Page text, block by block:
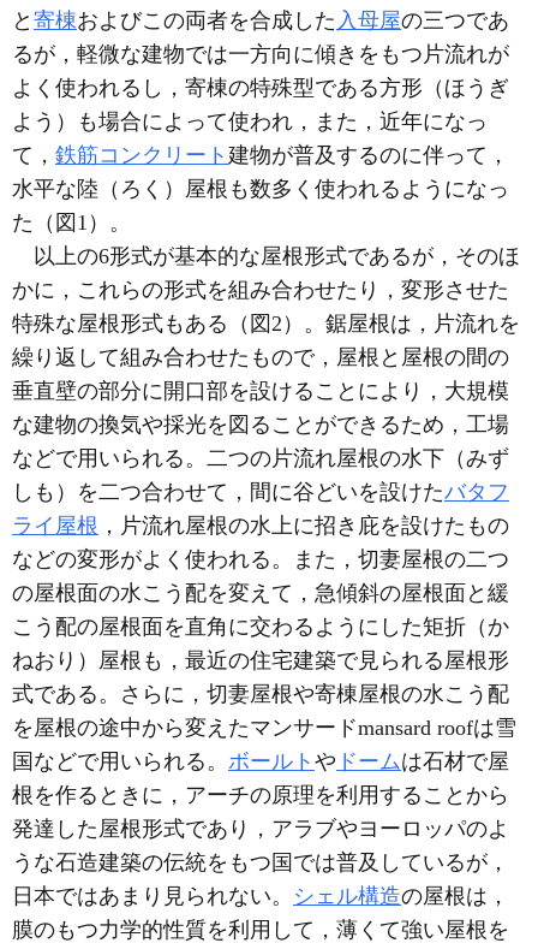
と 寄棟およびこの両者を合成した 入母屋の三つであ
るが，軽微な建物では一方向に傾きをもつ片流れが
よく使われるし，寄棟の特殊型である方形（ほうぎ
よう）も場合によって使われ，また，近年になっ
て， 鉄筋コンクリート 建物が普及するのに伴って，
水平な陸（ろく）屋根も数多く使われるようになっ
た（図1）。
以上の6形式が基本的な屋根形式であるが，そのほ
かに，これらの形式を組み合わせたり，変形させた
特殊な屋根形式もある（図2）。鋸屋根は，片流れを
繰り返して組み合わせたもので，屋根と屋根の間の
垂直壁の部分に開口部を設けることにより，大規模
な建物の換気や採光を図ることができるため，工場
などで用いられる。二つの片流れ屋根の水下（みず
しも）を二つ合わせて，間に谷どいを設けたバタフ
ライ屋根 ，片流れ屋根の水上に招き庇を設けたもの
などの変形がよく使われる。また，切妻屋根の二つ
の屋根面の水こう配を変えて，急傾斜の屋根面と緩
こう配の屋根面を直角に交わるようにした矩折（か
ねおり）屋根も，最近の住宅建築で見られる屋根形
式である。さらに，切妻屋根や寄棟屋根の水こう配
を屋根の途中から変えたマンサードmansard roofは雪
国などで用いられる。 ボールト や ドームは石材で屋
根を作るときに，アーチの原理を利用することから
発達した屋根形式であり，アラブやヨーロッパのよ
うな石造建築の伝統をもつ国では普及しているが，
日本ではあまり見られない。 シェル構造の屋根は，
膜のもつ力学的性質を利用して，薄くて強い屋根を